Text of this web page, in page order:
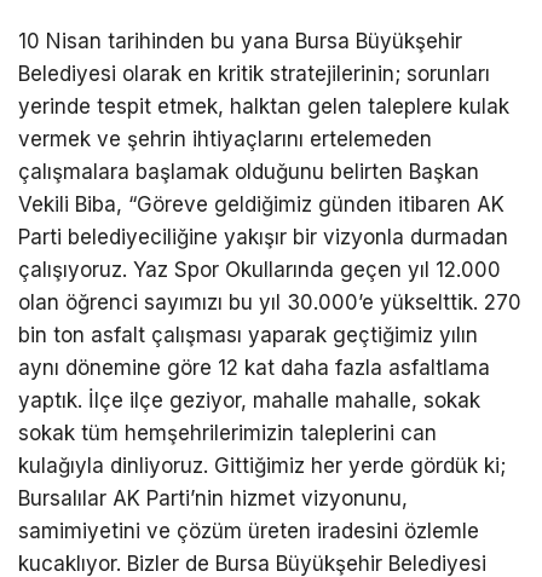
10 Nisan tarihinden bu yana Bursa Büyükşehir
Belediyesi olarak en kritik stratejilerinin; sorunları
yerinde tespit etmek, halktan gelen taleplere kulak
vermek ve şehrin ihtiyaçlarını ertelemeden
çalışmalara başlamak olduğunu belirten Başkan
Vekili Biba, “Göreve geldiğimiz günden itibaren AK
Parti belediyeciliğine yakışır bir vizyonla durmadan
çalışıyoruz. Yaz Spor Okullarında geçen yıl 12.000
olan öğrenci sayımızı bu yıl 30.000’e yükselttik. 270
bin ton asfalt çalışması yaparak geçtiğimiz yılın
aynı dönemine göre 12 kat daha fazla asfaltlama
yaptık. İlçe ilçe geziyor, mahalle mahalle, sokak
sokak tüm hemşehrilerimizin taleplerini can
kulağıyla dinliyoruz. Gittiğimiz her yerde gördük ki;
Bursalılar AK Parti’nin hizmet vizyonunu,
samimiyetini ve çözüm üreten iradesini özlemle
kucaklıyor. Bizler de Bursa Büyükşehir Belediyesi